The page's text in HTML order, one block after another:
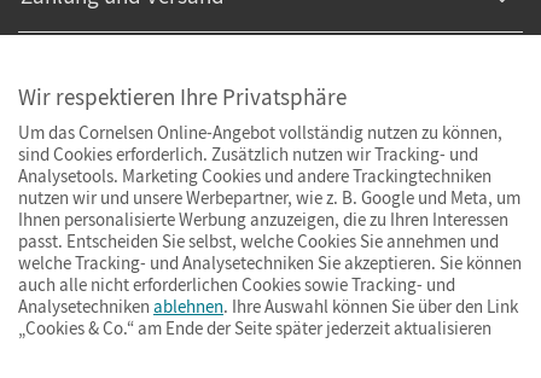
ImpressumAGBDatenschutzBarrierefreiheitCookies & Co.
Wir respektieren Ihre Privatsphäre
Um das Cornelsen Online-Angebot vollständig nutzen zu können,
sind Cookies erforderlich. Zusätzlich nutzen wir Tracking- und
Analysetools. Marketing Cookies und andere Trackingtechniken
nutzen wir und unsere Werbepartner, wie z. B. Google und Meta, um
Ihnen personalisierte Werbung anzuzeigen, die zu Ihren Interessen
passt. Entscheiden Sie selbst, welche Cookies Sie annehmen und
welche Tracking- und Analysetechniken Sie akzeptieren. Sie können
auch alle nicht erforderlichen Cookies sowie Tracking- und
Analysetechniken ablehnen. Ihre Auswahl können Sie über den Link
„Cookies & Co.“ am Ende der Seite später jederzeit aktualisieren